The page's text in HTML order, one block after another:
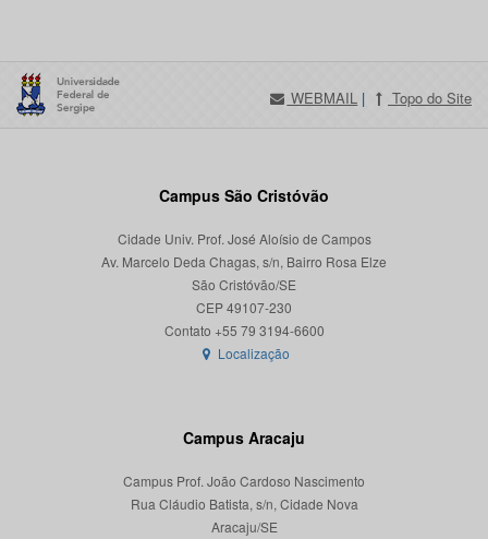
WEBMAIL | Topo do Site
Campus São Cristóvão
Cidade Univ. Prof. José Aloísio de Campos
Av. Marcelo Deda Chagas, s/n, Bairro Rosa Elze
São Cristóvão/SE
CEP 49107-230
Localização
Campus Aracaju
Campus Prof. João Cardoso Nascimento
Rua Cláudio Batista, s/n, Cidade Nova
Aracaju/SE